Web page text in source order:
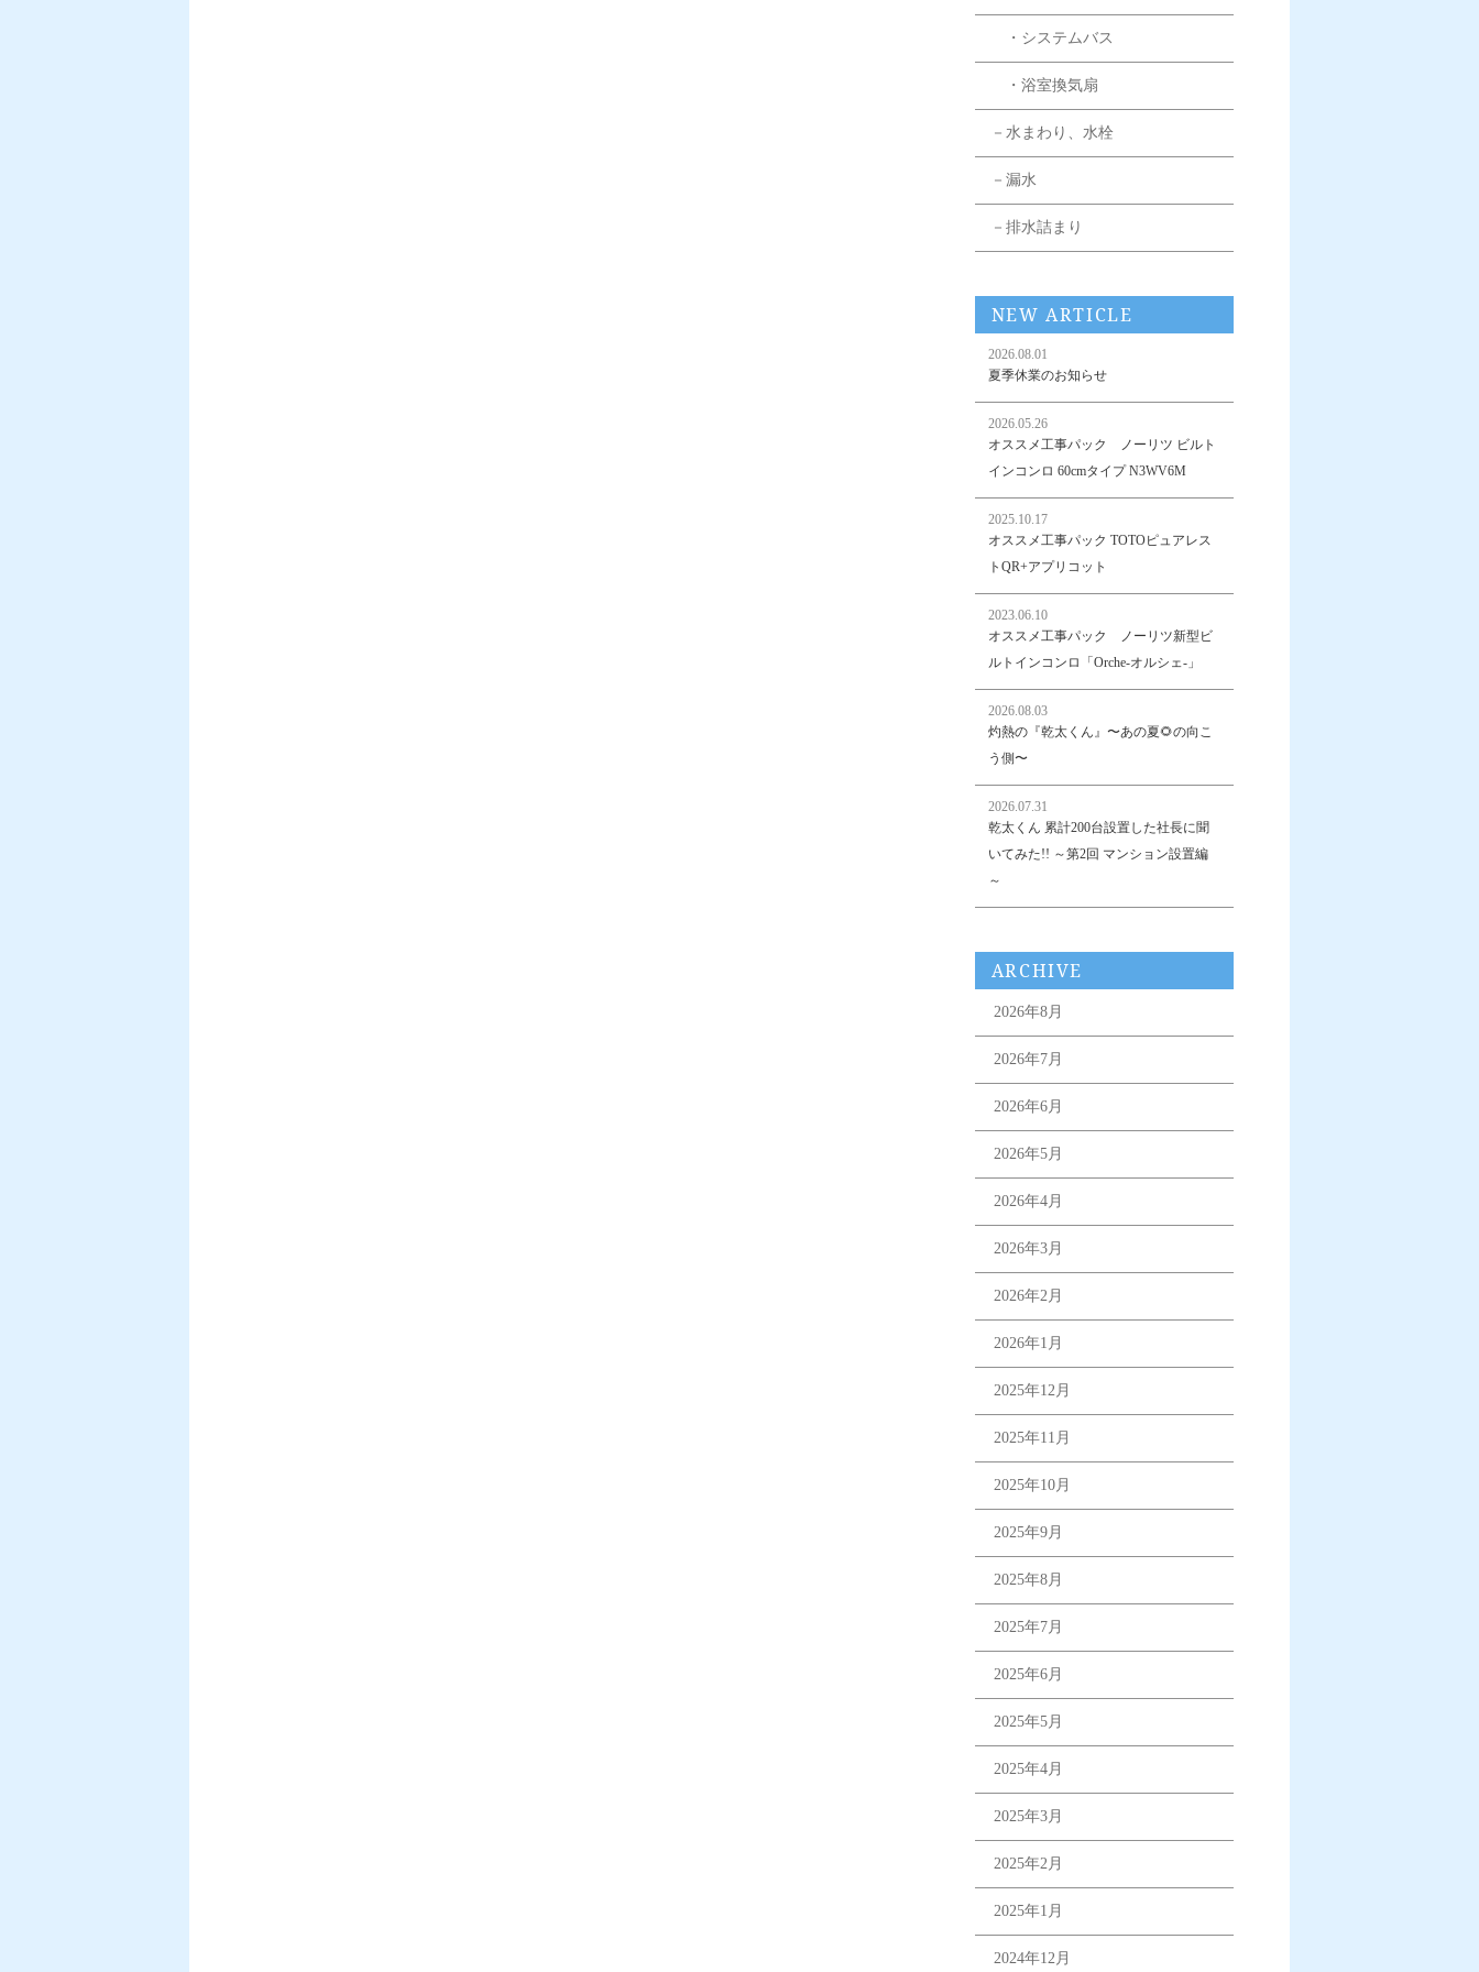
・システムバス
・浴室換気扇
－水まわり、水栓
－漏水
－排水詰まり
NEW ARTICLE
2026.08.01
夏季休業のお知らせ
2026.05.26
オススメ工事パック ノーリツ ビルト
インコンロ 60cmタイプ N3WV6M
2025.10.17
オススメ工事パック TOTOピュアレス
トQR+アプリコット
2023.06.10
オススメ工事パック ノーリツ新型ビ
ルトインコンロ「Orche-オルシェ-」
2026.08.03
灼熱の『乾太くん』〜あの夏🌻の向こ
う側〜
2026.07.31
乾太くん 累計200台設置した社長に聞
いてみた!! ～第2回 マンション設置編
～
ARCHIVE
2026年8月
2026年7月
2026年6月
2026年5月
2026年4月
2026年3月
2026年2月
2026年1月
2025年12月
2025年11月
2025年10月
2025年9月
2025年8月
2025年7月
2025年6月
2025年5月
2025年4月
2025年3月
2025年2月
2025年1月
2024年12月